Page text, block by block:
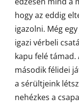
hogy az eddig
igazolni. Még
igazi vérbeli
kapu felé
második félidei
a sérültjeink
nehézkes a